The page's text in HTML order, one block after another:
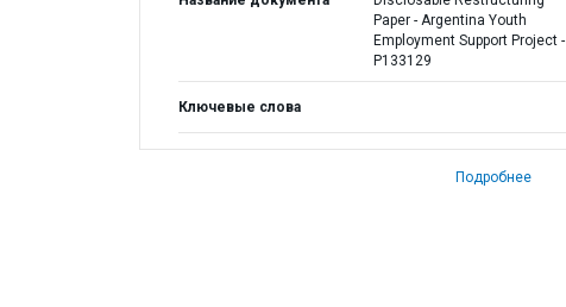
Paper - Argentina Youth
Employment Support Project -
P133129
Ключевые слова
Подробнее